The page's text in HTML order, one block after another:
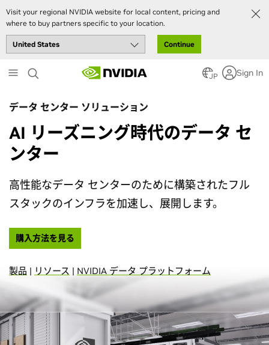
Visit your regional NVIDIA website for local content, pricing and
where to buy partners specific to your location.
Continue
to
content
JP Sign In
データ センター ソリューション
AI リーズニング時代のデータ セ
ンター
高性能なデータ センターのために構築されたフル
スタックのインフラを加速し、展開します。
購入方法を見る
製品 | リソース | NVIDIA データ プラットフォーム